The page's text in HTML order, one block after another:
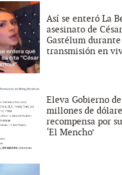
Así se enteró La
asesinato de César
Gastélum
transmisión en
Eleva Gobierno
millones de
recompensa por
‘El Mencho’